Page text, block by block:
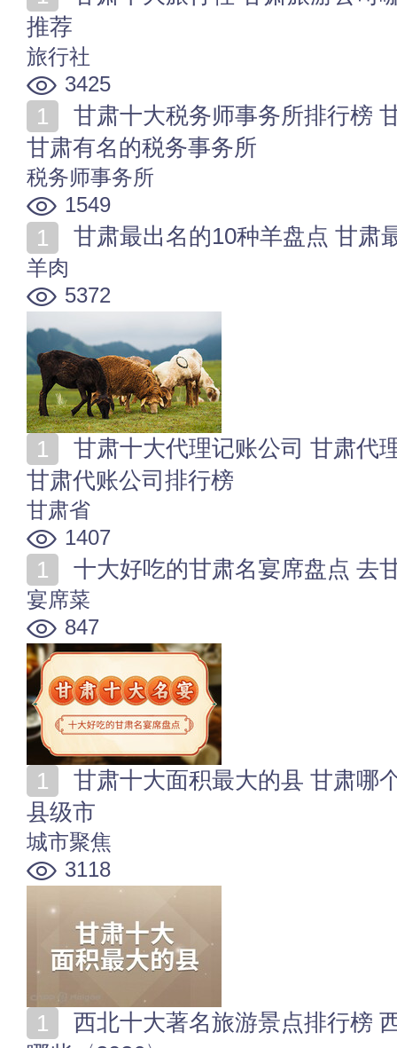
推荐
旅行社
3425
甘肃有名的税务事务所
税务师事务所
1549
甘肃最出名的10种羊盘点 甘肃
羊肉
5372
甘肃代账公司排行榜
甘肃省
1407
十大好吃的甘肃名宴席盘点 去
宴席菜
847
县级市
城市聚焦
3118